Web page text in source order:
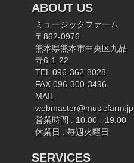
ABOUT US
ミュージックファーム
〒862-0976
熊本県熊本市中央区九品
寺6-1-22
TEL 096-362-8028
FAX 096-300-3496
MAIL
webmaster@musicfarm.jp
営業時間 : 10:00 - 19:00
休業日 : 毎週火曜日
SERVICES